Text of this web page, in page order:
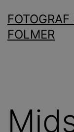
till
innehåll
FOLMER